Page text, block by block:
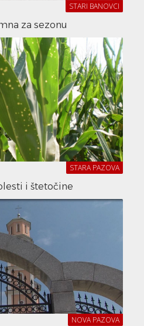
STARI BANOVCI
za sezonu
STARA PAZOVA
i štetočine
NOVA PAZOVA